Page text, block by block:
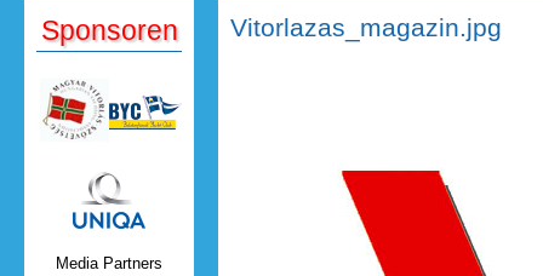
Vitorlazas_magazin.jpg
Sponsoren
Uniqa.png
Media Partners